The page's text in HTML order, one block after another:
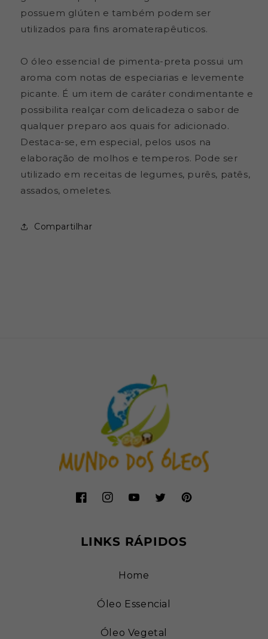
possuem glúten e também podem ser
utilizados para fins aromaterapêuticos.
O óleo essencial de pimenta-preta possui um
aroma com notas de especiarias e levemente
picante. É um item de caráter condimentante e
possibilita realçar com delicadeza o sabor de
qualquer preparo aos quais for adicionado.
Destaca-se, em especial, pelos usos na
elaboração de molhos e temperos. Pode ser
utilizado em receitas de legumes, purês, patês,
assados, omeletes.
Compartilhar
FacebookInstagramYouTubeTwitterPinterest
LINKS RÁPIDOS
Home
Óleo Essencial
Óleo Vegetal